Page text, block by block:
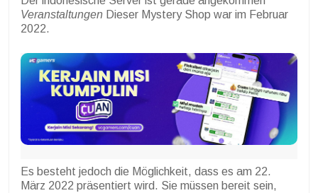
Veranstaltungen Dieser Mystery Shop war im Februar
2022.
Es besteht jedoch die Möglichkeit, dass es am 22.
März 2022 präsentiert wird. Sie müssen bereit sein,